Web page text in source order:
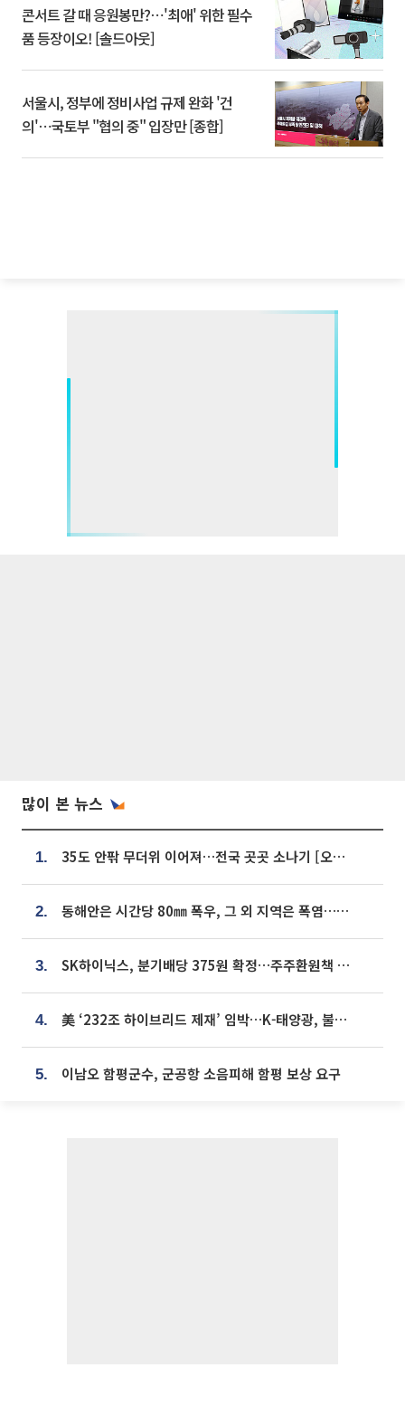
콘서트 갈 때 응원봉만?⋯'최애' 위한 필수
품 등장이오! [솔드아웃]
서울시, 정부에 정비사업 규제 완화 '건
의'⋯국토부 "협의 중" 입장만 [종합]
많이 본 뉴스
1. 35도 안팎 무더위 이어져…전국 곳곳 소나기 [오늘 날씨]
2. 동해안은 시간당 80㎜ 폭우, 그 외 지역은 폭염…‘극과 극 날씨’
3. SK하이닉스, 분기배당 375원 확정…주주환원책 9월로 앞당겨 발표
4. 美 ‘232조 하이브리드 제재’ 임박…K-태양광, 불확실성 털고 날개 다나
5. 이남오 함평군수, 군공항 소음피해 함평 보상 요구